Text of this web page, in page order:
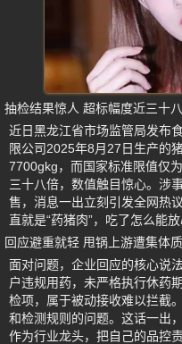
抽检结果惊人 超标幅度近三十
近日黑龙江省市场监管局发布
限公司2025年8月27日生产的
7700gkg，而国家标准限值仅
三十八倍，数值触目惊心。涉
售，消息一出立刻引发全网热
直就是“药猪肉”，吃了怎么能放
回应避重就轻 甩锅上游遭集体
面对问题，企业回应的核心说
户违规用药，未严格执行休药
检项，属于被动接收难以拦截
和检测规则的问题。这话一出
作为行业龙头，把自己的品控